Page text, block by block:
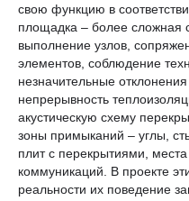
свою функцию в
площадка – более сложная
выполнение узлов,
элементов, соблюдение
незначительные
непрерывность
акустическую схему
зоны примыканий – углы,
плит с перекрытиями,
коммуникаций. В проекте
реальности их поведение